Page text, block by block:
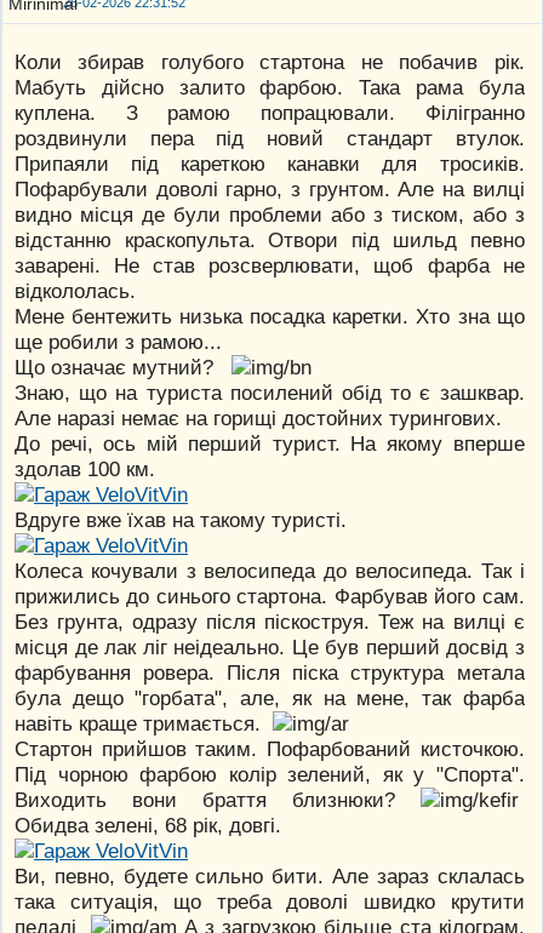
26-02-2026 22:31:52
Коли збирав голубого стартона не побачив рік.
Мабуть дійсно залито фарбою. Така рама була
куплена. З рамою попрацювали. Філігранно
роздвинули пера під новий стандарт втулок.
Припаяли під кареткою канавки для тросиків.
Пофарбували доволі гарно, з грунтом. Але на вилці
видно місця де були проблеми або з тиском, або з
відстанню краскопульта. Отвори під шильд певно
заварені. Не став розсверлювати, щоб фарба не
відкололась.
Мене бентежить низька посадка каретки. Хто зна що
ще робили з рамою...
Що означає мутний?
Знаю, що на туриста посилений обід то є зашквар.
Але наразі немає на горищі достойних турингових.
До речі, ось мій перший турист. На якому вперше
здолав 100 км.
Вдруге вже їхав на такому туристі.
Колеса кочували з велосипеда до велосипеда. Так і
прижились до синього стартона. Фарбував його сам.
Без грунта, одразу після піскоструя. Теж на вилці є
місця де лак ліг неідеально. Це був перший досвід з
фарбування ровера. Після піска структура метала
була дещо "горбата", але, як на мене, так фарба
навіть краще тримається.
Стартон прийшов таким. Пофарбований кисточкою.
Під чорною фарбою колір зелений, як у "Спорта".
Виходить вони браття близнюки?
Обидва зелені, 68 рік, довгі.
Ви, певно, будете сильно бити. Але зараз склалась
така ситуація, що треба доволі швидко крутити
педалі
А з загрузкою більше ста кілограм,